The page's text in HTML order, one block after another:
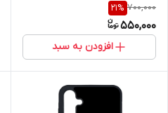
Galaxy A16 4G / A16 5G
700,000
21%
550,000
افزودن به سبد